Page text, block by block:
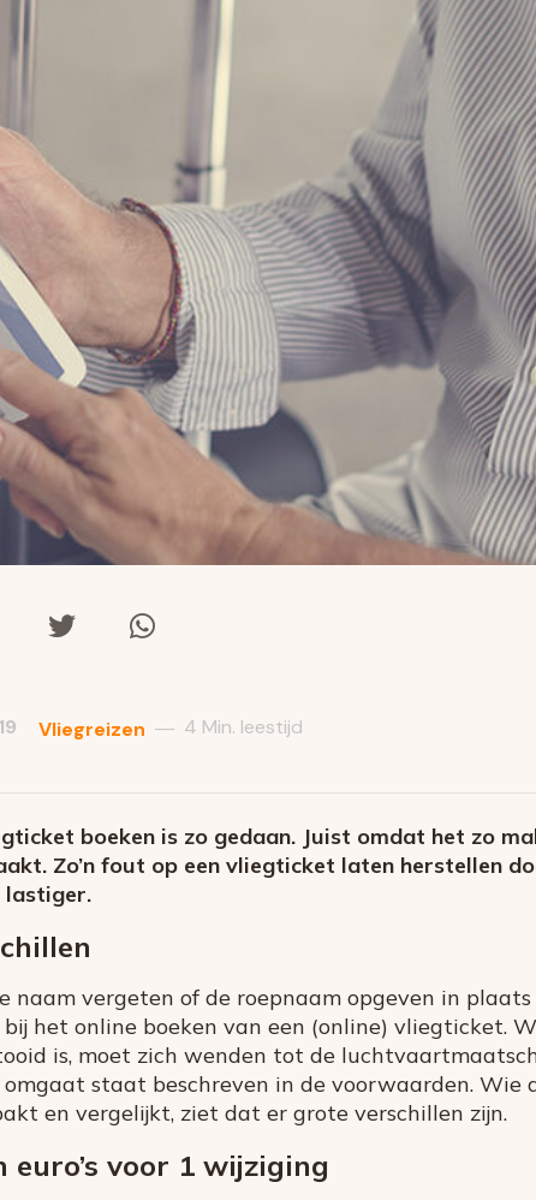
Vliegreizen — 4 Min. leestijd
boeken is zo gedaan. Juist omdat het zo
Zo’n fout op een vliegticket laten herstellen
lastiger.
naam vergeten of de roepnaam opgeven in plaats
het online boeken van een (online) vliegticket.
is, moet zich wenden tot de
staat beschreven in de voorwaarden. Wie
en vergelijkt, ziet dat er grote verschillen zijn.
euro’s voor 1 wijziging